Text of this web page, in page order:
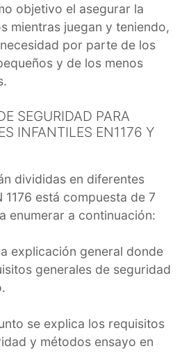
objetivo el asegurar la
mientras juegan y teniendo,
por parte de los
y de los menos
SEGURIDAD PARA
INFANTILES EN1176 Y
divididas en diferentes
está compuesta de 7
enumerar a continuación:
explicación general donde
generales de seguridad
se explica los requisitos
y métodos ensayo en